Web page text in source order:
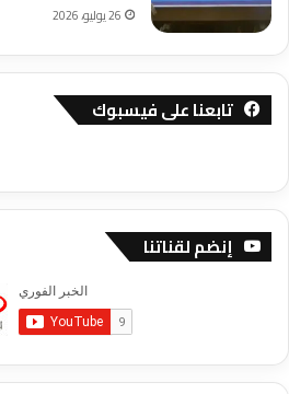
26 يوليو، 2026
تابعنا على فيسبوك
إنضم لقناتنا